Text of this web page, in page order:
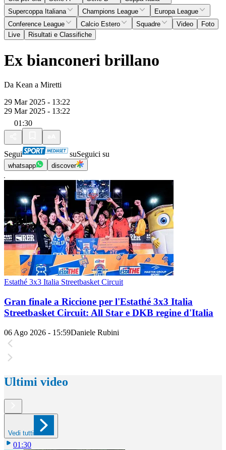
Supercoppa Italiana
Champions League
Europa League
Conference League
Calcio Estero Squadre Video
Foto
Live
Risultati e Classifiche
Ex bianconeri brillano
Da Kean a Miretti
29 Mar 2025 - 13:22
29 Mar 2025 - 13:22
01:30
Segui suSeguici su
whatsapp discover
Estathé 3x3 Italia Streetbasket Circuit
Gran finale a Riccione per l'Estathé 3x3 Italia
Streetbasket Circuit: All Star e DKB regine d'Italia
06 Ago 2026 - 15:59Daniele Rubini
Ultimi video
Vedi tutti
01:30